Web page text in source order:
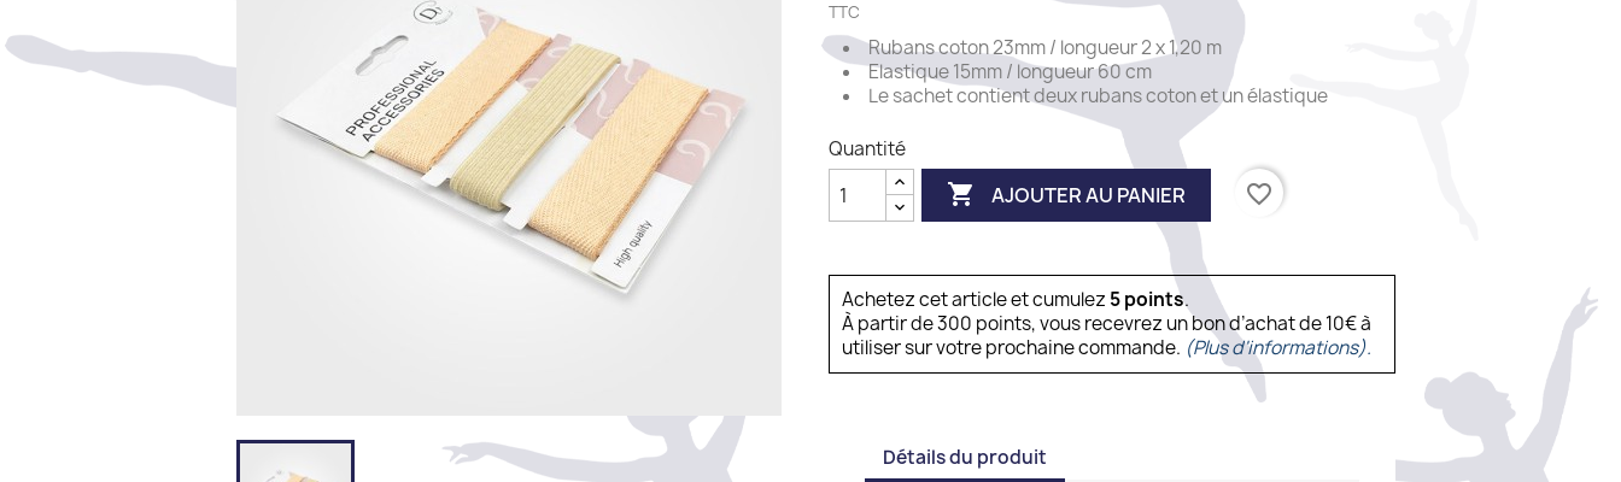
TTC
Rubans coton 23mm / longueur 2 x 1,20 m
Elastique 15mm / longueur 60 cm
Le sachet contient deux rubans coton et un élastique
Quantité
 AJOUTER AU PANIER favorite_border
Achetez cet article et cumulez 5points.
À partir de 300 points, vous recevrez un bon d’achat de 10€ à
utiliser sur votre prochaine commande. (Plus d'informations).
Détails du produit